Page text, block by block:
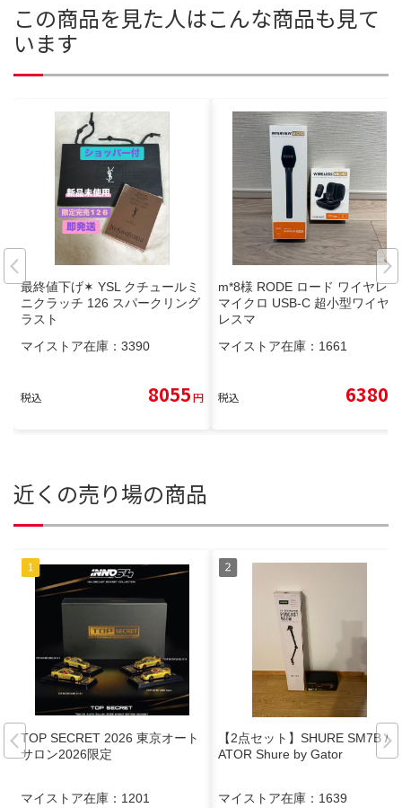
この商品を見た人はこんな商品も見て
います
最終値下げ✶ YSL クチュールミ
ニクラッチ 126 スパークリング
ラスト
マイストア在庫： 3390
税込 8055円
m*8様 RODE ロード ワイヤレス
マイクロ USB-C 超小型ワイヤ
レスマ
マイストア在庫： 1661
税込 6380
近くの売り場の商品
TOP SECRET 2026 東京オート
サロン2026限定
マイストア在庫： 1201
【2点セット】SHURE SM7B /G
ATOR Shure by Gator
マイストア在庫： 1639